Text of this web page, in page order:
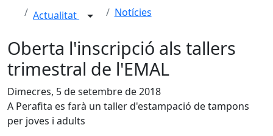
Actualitat Notícies
Oberta l'inscripció als tallers
trimestral de l'EMAL
Dimecres, 5 de setembre de 2018
A Perafita es farà un taller d'estampació de tampons
per joves i adults